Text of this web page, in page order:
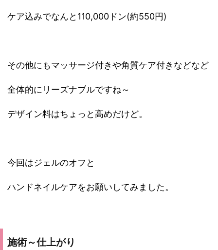
ケア込みでなんと110,000ドン(約550円)
その他にもマッサージ付きや角質ケア付きなどなど
全体的にリーズナブルですね～
デザイン料はちょっと高めだけど。
今回はジェルのオフと
ハンドネイルケアをお願いしてみました。
施術～仕上がり